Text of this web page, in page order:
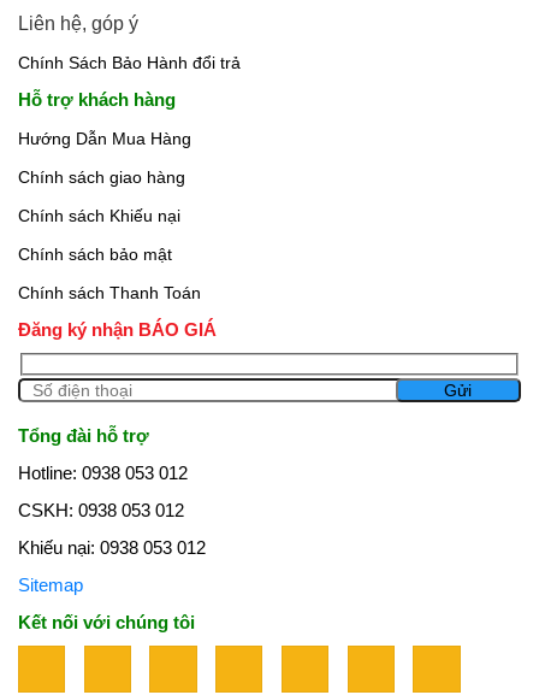
Liên hệ, góp ý
Chính Sách Bảo Hành đổi trả
Hỗ trợ khách hàng
Hướng Dẫn Mua Hàng
Chính sách giao hàng
Chính sách Khiếu nại
Chính sách bảo mật
Chính sách Thanh Toán
Đăng ký nhận BÁO GIÁ
Tổng đài hỗ trợ
Hotline: 0938 053 012
CSKH: 0938 053 012
Khiếu nại: 0938 053 012
Sitemap
Kết nối với chúng tôi